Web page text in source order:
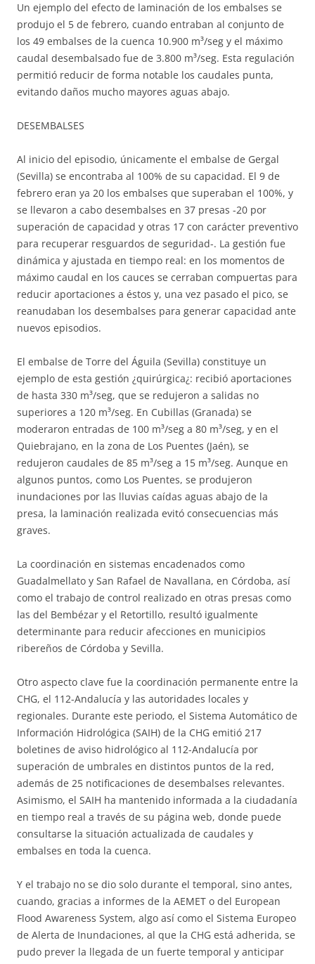
Un ejemplo del efecto de laminación de los embalses se
produjo el 5 de febrero, cuando entraban al conjunto de
los 49 embalses de la cuenca 10.900 m³/seg y el máximo
caudal desembalsado fue de 3.800 m³/seg. Esta regulación
permitió reducir de forma notable los caudales punta,
evitando daños mucho mayores aguas abajo.
DESEMBALSES
Al inicio del episodio, únicamente el embalse de Gergal
(Sevilla) se encontraba al 100% de su capacidad. El 9 de
febrero eran ya 20 los embalses que superaban el 100%, y
se llevaron a cabo desembalses en 37 presas -20 por
superación de capacidad y otras 17 con carácter preventivo
para recuperar resguardos de seguridad-. La gestión fue
dinámica y ajustada en tiempo real: en los momentos de
máximo caudal en los cauces se cerraban compuertas para
reducir aportaciones a éstos y, una vez pasado el pico, se
reanudaban los desembalses para generar capacidad ante
nuevos episodios.
El embalse de Torre del Águila (Sevilla) constituye un
ejemplo de esta gestión ¿quirúrgica¿: recibió aportaciones
de hasta 330 m³/seg, que se redujeron a salidas no
superiores a 120 m³/seg. En Cubillas (Granada) se
moderaron entradas de 100 m³/seg a 80 m³/seg, y en el
Quiebrajano, en la zona de Los Puentes (Jaén), se
redujeron caudales de 85 m³/seg a 15 m³/seg. Aunque en
algunos puntos, como Los Puentes, se produjeron
inundaciones por las lluvias caídas aguas abajo de la
presa, la laminación realizada evitó consecuencias más
graves.
La coordinación en sistemas encadenados como
Guadalmellato y San Rafael de Navallana, en Córdoba, así
como el trabajo de control realizado en otras presas como
las del Bembézar y el Retortillo, resultó igualmente
determinante para reducir afecciones en municipios
ribereños de Córdoba y Sevilla.
Otro aspecto clave fue la coordinación permanente entre la
CHG, el 112-Andalucía y las autoridades locales y
regionales. Durante este periodo, el Sistema Automático de
Información Hidrológica (SAIH) de la CHG emitió 217
boletines de aviso hidrológico al 112-Andalucía por
superación de umbrales en distintos puntos de la red,
además de 25 notificaciones de desembalses relevantes.
Asimismo, el SAIH ha mantenido informada a la ciudadanía
en tiempo real a través de su página web, donde puede
consultarse la situación actualizada de caudales y
embalses en toda la cuenca.
Y el trabajo no se dio solo durante el temporal, sino antes,
cuando, gracias a informes de la AEMET o del European
Flood Awareness System, algo así como el Sistema Europeo
de Alerta de Inundaciones, al que la CHG está adherida, se
pudo prever la llegada de un fuerte temporal y anticipar